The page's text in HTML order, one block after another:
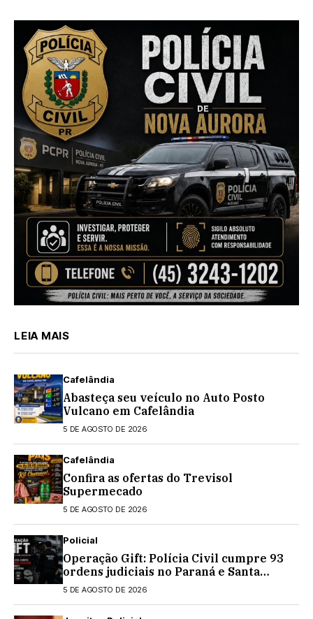
LEIA MAIS
Cafelândia
Abasteça seu veículo no Auto Posto
Vulcano em Cafelândia
5 DE AGOSTO DE 2026
Cafelândia
Confira as ofertas do Trevisol
Supermecado
5 DE AGOSTO DE 2026
Policial
Operação Gift: Polícia Civil cumpre 93
ordens judiciais no Paraná e Santa
Catarina
5 DE AGOSTO DE 2026